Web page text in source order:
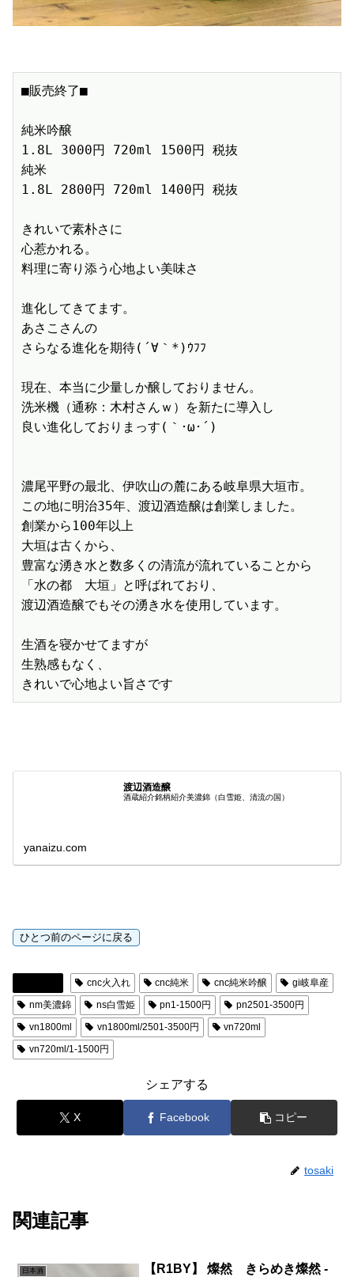
■販売終了■
純米吟醸
1.8L 3000円 720ml 1500円 税抜
純米
1.8L 2800円 720ml 1400円 税抜
きれいで素朴さに
心惹かれる。
料理に寄り添う心地よい美味さ
進化してきてます。
あさこさんの
さらなる進化を期待(´∀｀*)ｳﾌﾌ
現在、本当に少量しか醸しておりません。
洗米機（通称：木村さんｗ）を新たに導入し
良い進化しておりまっす(｀･ω･´)ゞ
濃尾平野の最北、伊吹山の麓にある岐阜県大垣市。
この地に明治35年、渡辺酒造醸は創業しました。
創業から100年以上
大垣は古くから、
豊富な湧き水と数多くの清流が流れていることから
「水の都　大垣」と呼ばれており、
渡辺酒造醸でもその湧き水を使用しています。
生酒を寝かせてますが
生熟感もなく、
渡辺酒造醸
酒蔵紹介銘柄紹介美濃錦（白雪姫、清流の国）
yanaizu.com
cnc火入れ cnc純米 cnc純米吟醸
gi岐阜産
nm美濃錦
ns白雪姫 pn1-1500円
pn2501-3500円
vn1800ml
vn1800ml/2501-3500円
vn720ml
vn720ml/1-1500円
シェアする
X Facebook コピー
tosaki
関連記事
日本酒
【R1BY】 燦然 きらめき燦然 -